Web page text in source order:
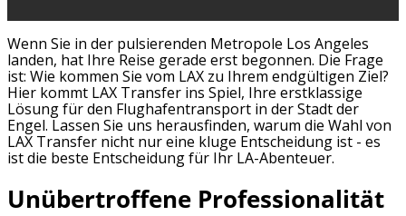
Wenn Sie in der pulsierenden Metropole Los Angeles
landen, hat Ihre Reise gerade erst begonnen. Die Frage
ist: Wie kommen Sie vom LAX zu Ihrem endgültigen Ziel?
Hier kommt LAX Transfer ins Spiel, Ihre erstklassige
Lösung für den Flughafentransport in der Stadt der
Engel. Lassen Sie uns herausfinden, warum die Wahl von
LAX Transfer nicht nur eine kluge Entscheidung ist - es
ist die beste Entscheidung für Ihr LA-Abenteuer.
Unübertroffene Professionalität